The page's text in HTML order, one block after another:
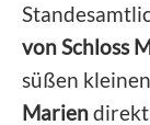
von Schloss
süßen kleinen
Mariendirekt